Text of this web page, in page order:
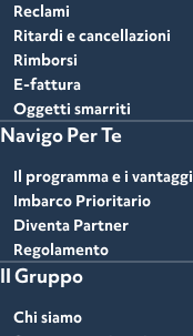
Reclami
Ritardi e cancellazioni
Rimborsi
E-fattura
Oggetti smarriti
Navigo Per Te
Il programma e i vantaggi
Imbarco Prioritario
Diventa Partner
Regolamento
Il Gruppo
Chi siamo